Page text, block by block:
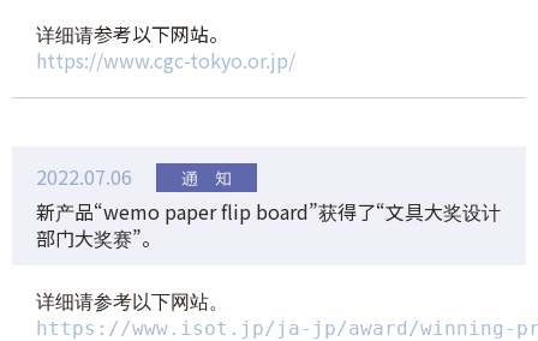
详细请参考以下网站。
https://www.cgc-tokyo.or.jp/
2022.07.06
新产品“wemo paper flip board”获得了“文具大奖设计
部门大奖赛”。
https://www.isot.jp/ja-jp/award/winning-